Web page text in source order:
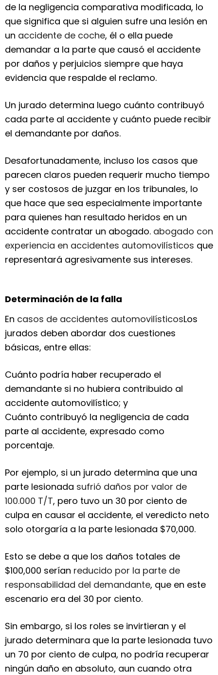
de la negligencia comparativa modificada, lo
que significa que si alguien sufre una lesión en
un accidente de coche, él o ella puede
demandar a la parte que causó el accidente
por daños y perjuicios siempre que haya
evidencia que respalde el reclamo.
Un jurado determina luego cuánto contribuyó
cada parte al accidente y cuánto puede recibir
el demandante por daños.
Desafortunadamente, incluso los casos que
parecen claros pueden requerir mucho tiempo
y ser costosos de juzgar en los tribunales, lo
que hace que sea especialmente importante
para quienes han resultado heridos en un
accidente contratar un abogado. abogado con
experiencia en accidentes automovilísticos que
representará agresivamente sus intereses.
Determinación de la falla
En casos de accidentes automovilísticosLos
jurados deben abordar dos cuestiones
básicas, entre ellas:
Cuánto podría haber recuperado el
demandante si no hubiera contribuido al
accidente automovilístico; y
Cuánto contribuyó la negligencia de cada
parte al accidente, expresado como
porcentaje.
Por ejemplo, si un jurado determina que una
parte lesionada sufrió daños por valor de
100.000 T/T, pero tuvo un 30 por ciento de
culpa en causar el accidente, el veredicto neto
solo otorgaría a la parte lesionada $70,000.
Esto se debe a que los daños totales de
$100,000 serían reducido por la parte de
responsabilidad del demandante, que en este
escenario era del 30 por ciento.
Sin embargo, si los roles se invirtieran y el
jurado determinara que la parte lesionada tuvo
un 70 por ciento de culpa, no podría recuperar
ningún daño en absoluto, aun cuando otra